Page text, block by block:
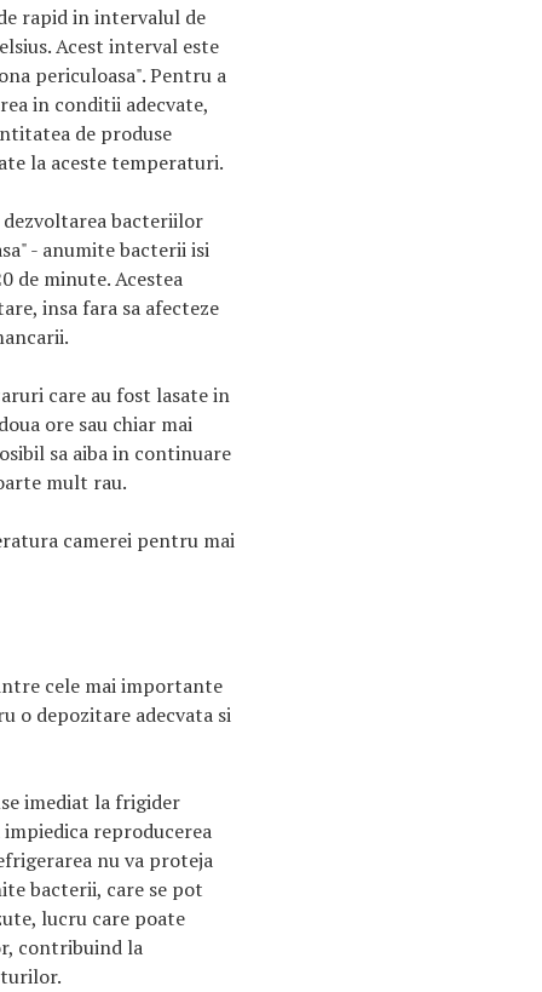
rapid in intervalul de
Acest interval este
periculoasa". Pentru a
in conditii adecvate,
de produse
la aceste temperaturi.
bacteriilor
- anumite bacterii isi
de minute. Acestea
insa fara sa afecteze
care au fost lasate in
ore sau chiar mai
sa aiba in continuare
mult rau.
camerei pentru mai
cele mai importante
o depozitare adecvata si
imediat la frigider
reproducerea
nu va proteja
bacterii, care se pot
lucru care poate
contribuind la